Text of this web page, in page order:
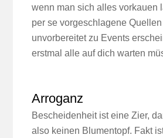
wenn man sich alles vorkauen
per se vorgeschlagene
unvorbereitet zu Events
erstmal alle auf dich warten
Arroganz
Bescheidenheit ist eine Zier,
also keinen Blumentopf. Fakt